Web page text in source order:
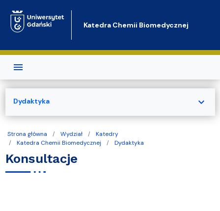
Katedra Chemii Biomedycznej
Strona główna Wydział
Katedry
Katedra Chemii Biomedycznej
Dydaktyka
Konsultacje
Dydaktyka expand_more